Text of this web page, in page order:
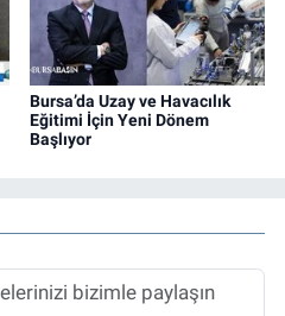
Bursa’da Uzay ve Havacılık
Eğitimi İçin Yeni Dönem
Başlıyor